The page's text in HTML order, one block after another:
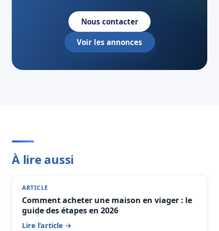
Nous contacter
Voir les annonces
À lire aussi
ARTICLE
Comment acheter une maison en viager : le
guide des étapes en 2026
Lire l’article →